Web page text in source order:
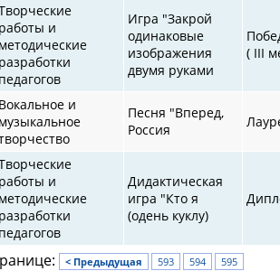
работы и
методические
разработки
педагогов
Игра "Закрой
одинаковые
изображения
двумя руками
( III
Вокальное и
музыкальное
Песня "Вперед,
Россия
работы и
методические
разработки
педагогов
Дидактическая
игра "Кто я
(одень куклу)
< Предыдущая 593 594
595